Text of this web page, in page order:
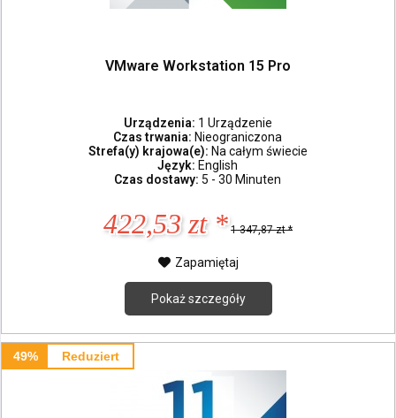
VMware Workstation 15 Pro
Urządzenia: 1 Urządzenie
Czas trwania: Nieograniczona
Strefa(y) krajowa(e): Na całym świecie
Język: English
Czas dostawy: 5 - 30 Minuten
422,53 zt * 1 347,87 zt *
Zapamiętaj
Pokaż szczegóły
49% Reduziert